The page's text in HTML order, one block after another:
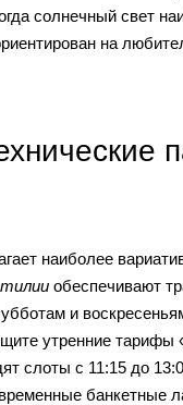
солнечный свет
на
наиболее
обеспечивают
и
утренние тарифы
слоты с 11:15 до
банкетные